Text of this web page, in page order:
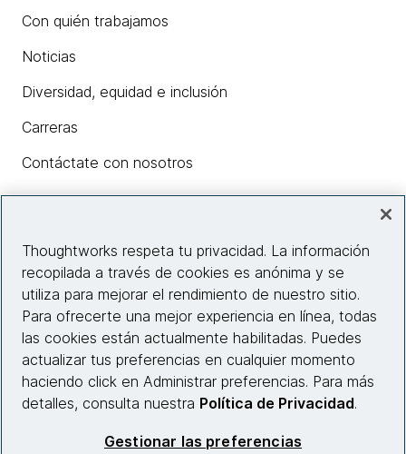
Con quién trabajamos
Noticias
Diversidad, equidad e inclusión
Carreras
Contáctate con nosotros
Información del sitio web
Conecta con nosotros
Thoughtworks respeta tu privacidad. La información
recopilada a través de cookies es anónima y se
utiliza para mejorar el rendimiento de nuestro sitio.
Para ofrecerte una mejor experiencia en línea, todas
las cookies están actualmente habilitadas. Puedes
actualizar tus preferencias en cualquier momento
haciendo click en Administrar preferencias. Para más
detalles, consulta nuestra Política de Privacidad.
Gestionar las preferencias